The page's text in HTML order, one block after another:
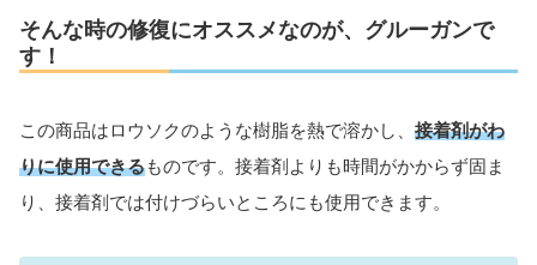
そんな時の修復にオススメなのが、グルーガンで
す！
この商品はロウソクのような樹脂を熱で溶かし、 接着剤がわ
りに使用できるものです。接着剤よりも時間がかからず固ま
り、接着剤では付けづらいところにも使用できます。